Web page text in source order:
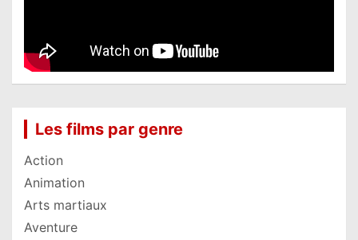
Les films par genre
Action
Animation
Arts martiaux
Aventure